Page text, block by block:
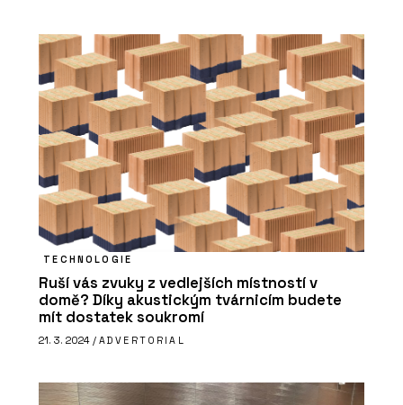
PRODUKTY
Vláknocementová deska Swisspearl
Patina Structure NXT
TECHNOLOGIE
Ruší vás zvuky z vedlejších místností v
domě? Díky akustickým tvárnicím budete
mít dostatek soukromí
21. 3. 2024 / ADVERTORIAL